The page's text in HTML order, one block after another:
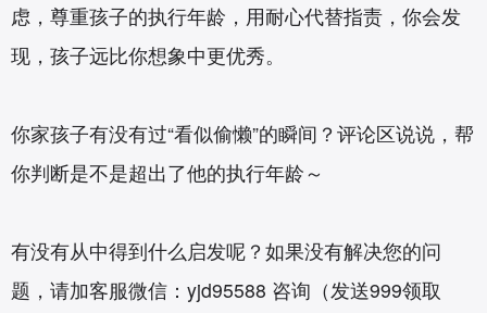
虑，尊重孩子的执行年龄，用耐心代替指责，你会发
现，孩子远比你想象中更优秀。
你家孩子有没有过“看似偷懒”的瞬间？评论区说说，帮
你判断是不是超出了他的执行年龄～
有没有从中得到什么启发呢？如果没有解决您的问
题，请加客服微信：yjd95588 咨询（发送999领取